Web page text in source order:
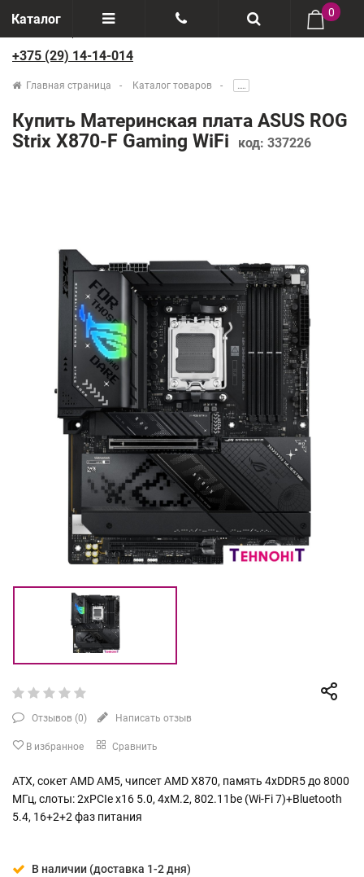
Каталог
Отзывы
Производители
+375(29) 888-44-44
0
+375 (29) 14-14-014
Главная страница Каталог товаров .....
Купить Материнская плата ASUS ROG
Strix X870-F Gaming WiFi
код: 337226
Отзывов (0) Написать отзыв
В избранное Сравнить
ATX, сокет AMD AM5, чипсет AMD X870, память 4xDDR5 до 8000
МГц, слоты: 2xPCIe x16 5.0, 4xM.2, 802.11be (Wi-Fi 7)+Bluetooth
5.4, 16+2+2 фаз питания
В наличии (доставка 1-2 дня)